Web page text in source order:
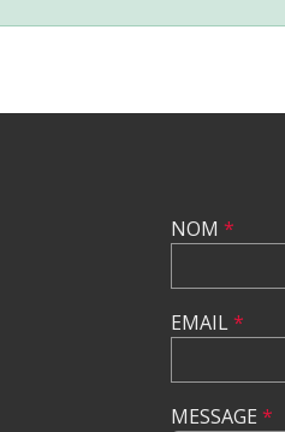
NOM *
EMAIL*
MESSAGE *